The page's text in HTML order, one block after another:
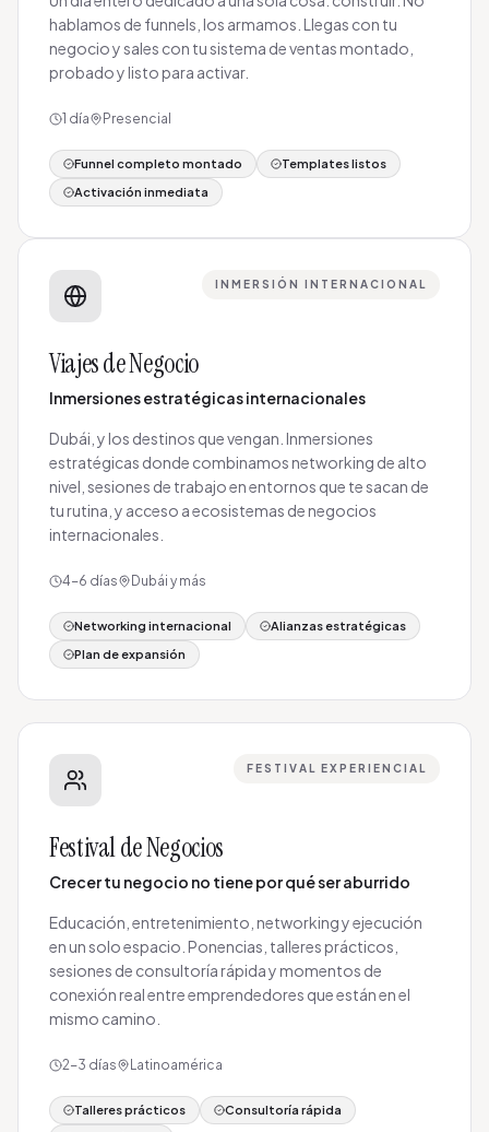
hablamos de funnels, los armamos. Llegas con tu
negocio y sales con tu sistema de ventas montado,
probado y listo para activar.
1 día Presencial
Funnel completo montado
Templates listos
Activación inmediata
INMERSIÓN INTERNACIONAL
Viajes de Negocio
Inmersiones estratégicas internacionales
Dubái, y los destinos que vengan. Inmersiones
estratégicas donde combinamos networking de alto
nivel, sesiones de trabajo en entornos que te sacan de
tu rutina, y acceso a ecosistemas de negocios
internacionales.
4-6 días Dubái y más
Networking internacional
Alianzas estratégicas
Plan de expansión
FESTIVAL EXPERIENCIAL
Festival de Negocios
Crecer tu negocio no tiene por qué ser aburrido
Educación, entretenimiento, networking y ejecución
en un solo espacio. Ponencias, talleres prácticos,
sesiones de consultoría rápida y momentos de
conexión real entre emprendedores que están en el
mismo camino.
2-3 días Latinoamérica
Talleres prácticos
Consultoría rápida